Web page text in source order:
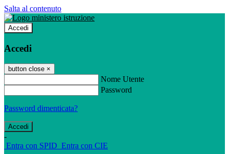
Salta al contenuto
Accedi
Accedi
button close ×
Nome Utente
Password
Password dimenticata?
-
Entra con SPID Entra con CIE